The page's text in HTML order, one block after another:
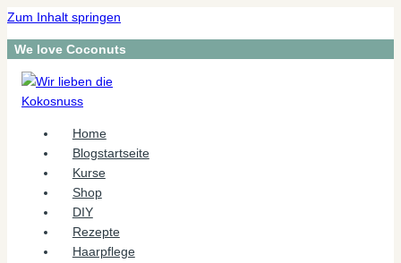
Zum Inhalt springen
We love Coconuts
Home
Blogstartseite
Kurse
Shop
DIY
Rezepte
Haarpflege